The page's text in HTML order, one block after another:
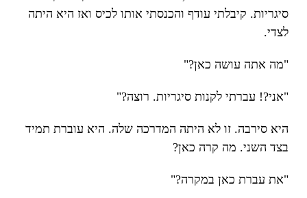
סיגריות. קיבלתי עודף והכנסתי אותו לכיס ואז היא היתה
לצדי.
"מה אתה עושה כאן?"
"אני?! עברתי לקנות סיגריות. רוצה?"
היא סירבה. זו לא היתה המדרכה שלה. היא עוברת תמיד
בצד השני. מה קרה כאן?
"את עברת כאן במקרה?"